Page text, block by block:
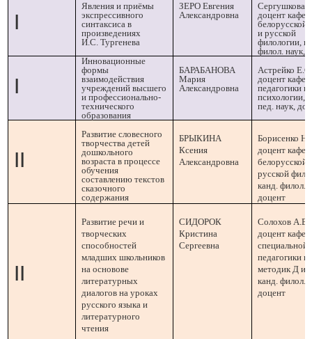
I
Явления и приёмы
экспрессивного
синтаксиса в
произведениях
И.С. Тургенева
ЗЕРО Евгения
Александровна
Сергушкова
доцент
белорусской
и русской
филологии,
филол. наук,
I
Инновационные
формы
взаимодействия
учреждений высшего
и профессионально-
технического
образования
БАРАБАНОВА
Мария
Александровна
Астрейко
доцент
педагогики и
психологии,
пед. наук,
II
Развитие словесного
творчества детей
дошкольного
возраста в процессе
обучения
составлению текстов
сказочного
содержания
БРЫКИНА
Ксения
Александровна
Борисенко
доцент
белорусской
русской
канд. филол.
доцент
II
Развитие речи и
творческих
способностей
младших школьников
на основове
литературных
диалогов на уроках
русского языка и
литературного
чтения
СИДОРОК
Кристина
Сергеевна
Солохов А.В.,
доцент
специальной
педагогики и
методик Д и
канд. филол.
доцент